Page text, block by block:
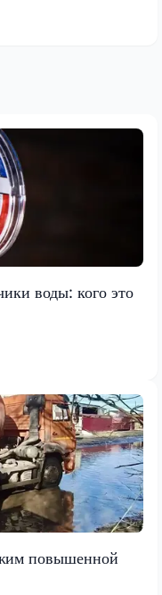
воды: кого это
повышенной